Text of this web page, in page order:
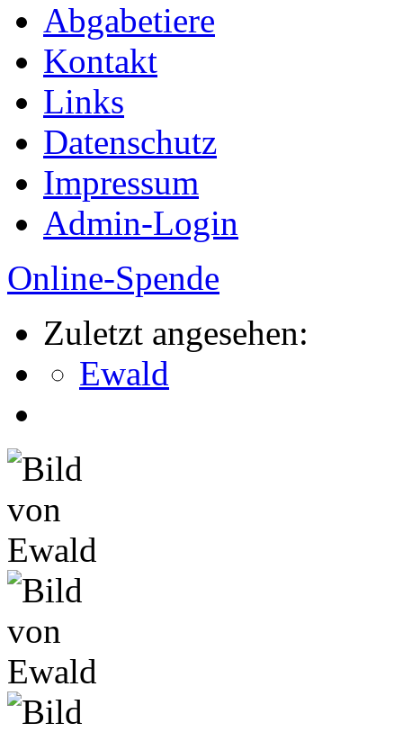
Abgabetiere
Kontakt
Links
Datenschutz
Impressum
Admin-Login
Online-Spende
Zuletzt angesehen:
Ewald